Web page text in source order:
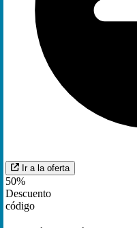
Ir a la oferta
50%
Descuento
código